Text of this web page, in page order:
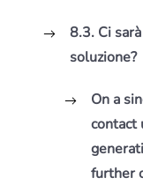
8.3. Ci
soluzione?
On a
contact
further